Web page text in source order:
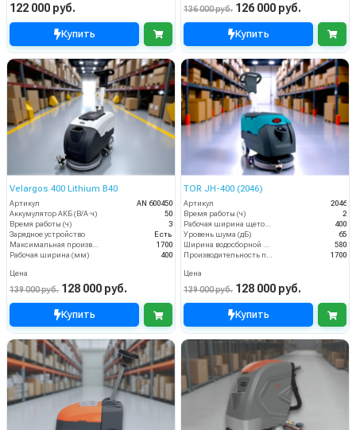
122 000 руб.
Купить
136 000 руб. 126 000 руб.
Купить
Velargos 400 Lithium B40
Артикул
AN 600450
Аккумулятор АКБ (В/А·ч)
50
Время работы (ч)
3
Зарядное устройство
Есть
Максимальная производительность (кв.м/час)
1700
Рабочая ширина (мм)
400
Цена
139 000 руб. 128 000 руб.
Купить
TOR JH-400 (2046)
Артикул
2046
Время работы (ч)
2
Рабочая ширина щеток (мм)
400
Уровень шума (дБ)
65
Ширина водосборной рейки
580
Производительность по площади (м2/ч)
1700
Цена
139 000 руб. 128 000 руб.
Купить